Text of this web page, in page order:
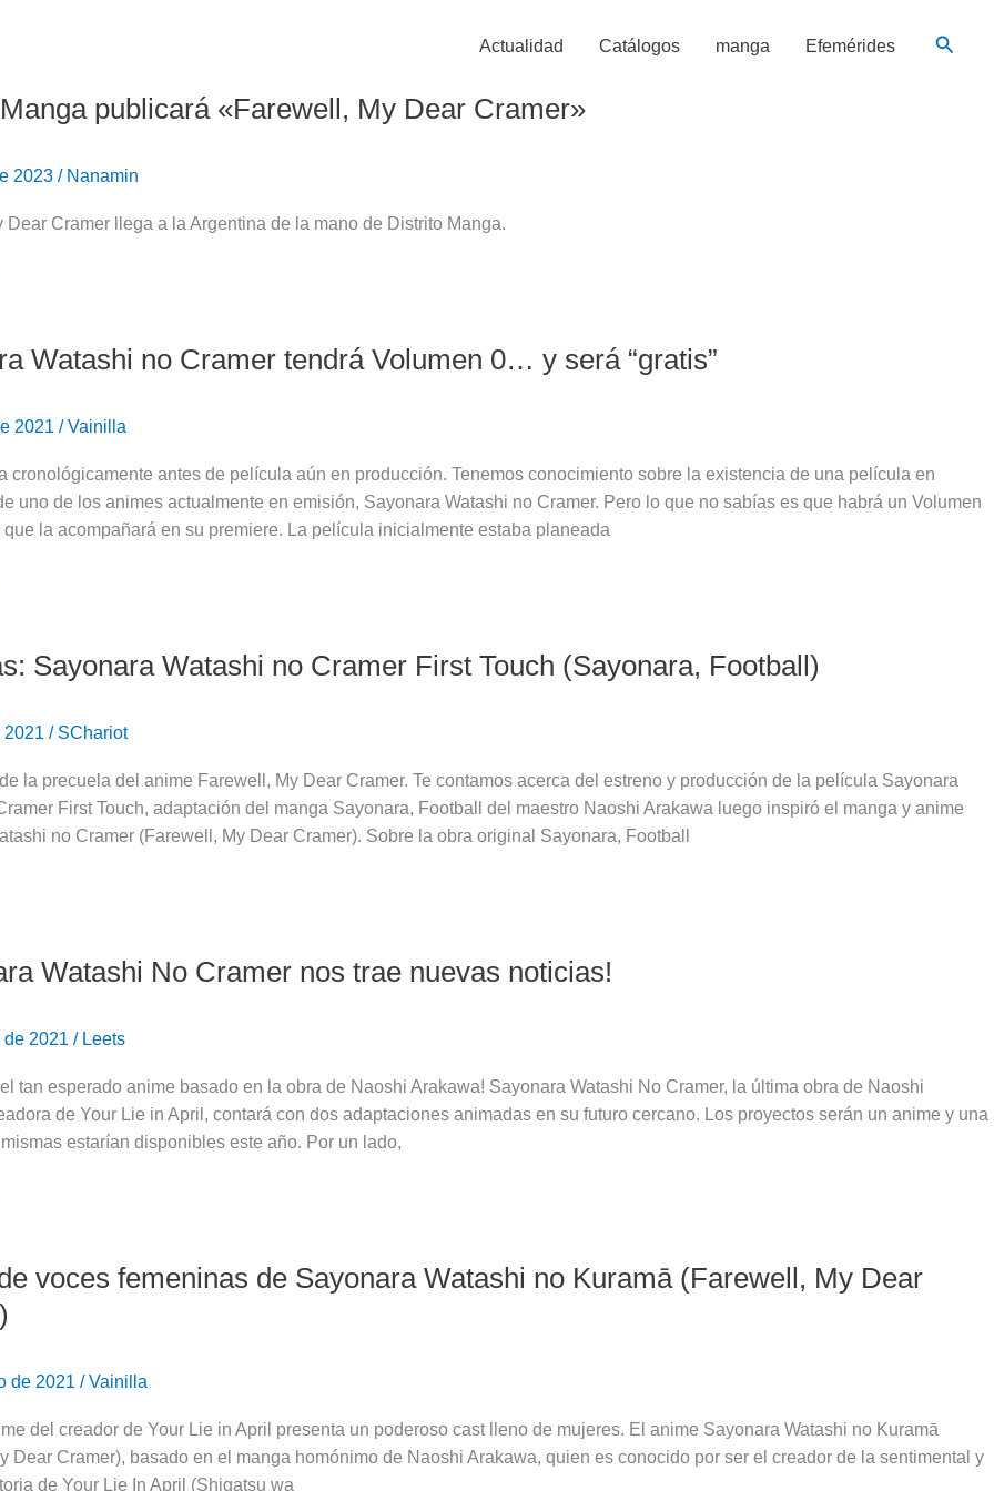
Actualidad Catálogos manga Efemérides
publicará «Farewell, My Dear Cramer»
2023 / Nanamin
Dear Cramer llega a la Argentina de la mano de Distrito Manga.
Watashi no Cramer tendrá Volumen 0… y será “gratis”
2021 /Vainilla
cronológicamente antes de película aún en producción. Tenemos conocimiento sobre la existencia de una película en
uno de los animes actualmente en emisión, Sayonara Watashi no Cramer. Pero lo que no sabías es que habrá un Volumen
la acompañará en su premiere. La película inicialmente estaba planeada
Sayonara Watashi no Cramer First Touch (Sayonara, Football)
2021 / SChariot
la precuela del anime Farewell, My Dear Cramer. Te contamos acerca del estreno y producción de la película Sayonara
First Touch, adaptación del manga Sayonara, Football del maestro Naoshi Arakawa luego inspiró el manga y anime
no Cramer (Farewell, My Dear Cramer). Sobre la obra original Sayonara, Football
Watashi No Cramer nos trae nuevas noticias!
de 2021 / Leets
el tan esperado anime basado en la obra de Naoshi Arakawa! Sayonara Watashi No Cramer, la última obra de Naoshi
de Your Lie in April, contará con dos adaptaciones animadas en su futuro cercano. Los proyectos serán un anime y una
estarían disponibles este año. Por un lado,
voces femeninas de Sayonara Watashi no Kuramā (Farewell, My Dear
de 2021 /Vainilla
del creador de Your Lie in April presenta un poderoso cast lleno de mujeres. El anime Sayonara Watashi no Kuramā
Dear Cramer), basado en el manga homónimo de Naoshi Arakawa, quien es conocido por ser el creador de la sentimental y
de Your Lie In April (Shigatsu wa